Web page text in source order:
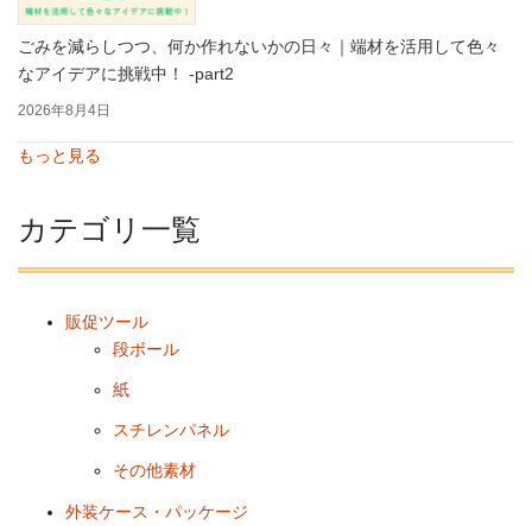
ごみを減らしつつ、何か作れないかの日々｜端材を活用して色々
なアイデアに挑戦中！ -part2
2026年8月4日
もっと見る
カテゴリ一覧
販促ツール
段ボール
紙
スチレンパネル
その他素材
外装ケース・パッケージ